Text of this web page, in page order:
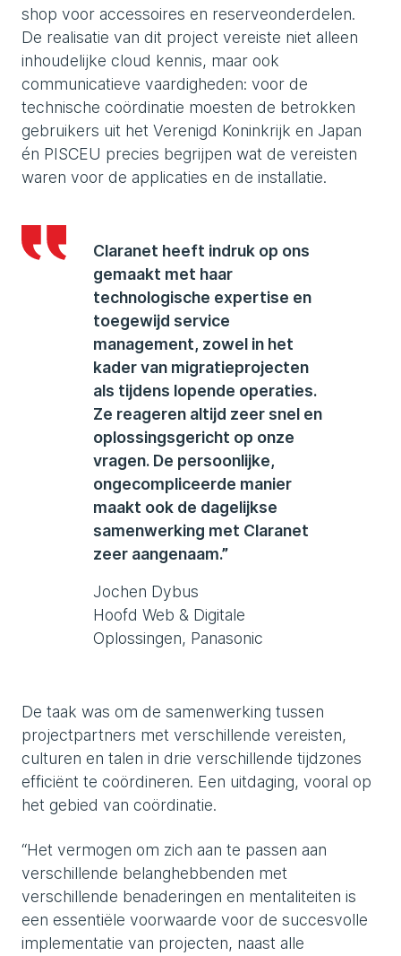
shop voor accessoires en reserveonderdelen.
De realisatie van dit project vereiste niet alleen
inhoudelijke cloud kennis, maar ook
communicatieve vaardigheden: voor de
technische coördinatie moesten de betrokken
gebruikers uit het Verenigd Koninkrijk en Japan
én PISCEU precies begrijpen wat de vereisten
waren voor de applicaties en de installatie.
Claranet heeft indruk op ons
gemaakt met haar
technologische expertise en
toegewijd service
management, zowel in het
kader van migratieprojecten
als tijdens lopende operaties.
Ze reageren altijd zeer snel en
oplossingsgericht op onze
vragen. De persoonlijke,
ongecompliceerde manier
maakt ook de dagelijkse
samenwerking met Claranet
zeer aangenaam.”
Jochen Dybus
Hoofd Web & Digitale
Oplossingen, Panasonic
De taak was om de samenwerking tussen
projectpartners met verschillende vereisten,
culturen en talen in drie verschillende tijdzones
efficiënt te coördineren. Een uitdaging, vooral op
het gebied van coördinatie.
“Het vermogen om zich aan te passen aan
verschillende belanghebbenden met
verschillende benaderingen en mentaliteiten is
een essentiële voorwaarde voor de succesvolle
implementatie van projecten, naast alle